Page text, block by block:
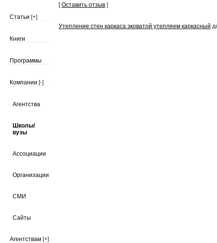
Статьи [+]
Книги
Программы
Компании [-]
Агентства
Школы/
вузы
Ассоциации
Организации
СМИ
Сайты
Агентствам [+]
[Оставить отзыв ]
Утепление стен каркаса эковатой утепляем каркасный